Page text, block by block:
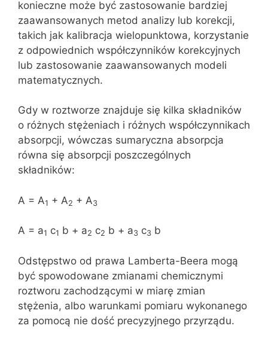
konieczne może być zastosowanie bardziej
zaawansowanych metod analizy lub korekcji,
takich jak kalibracja wielopunktowa, korzystanie
z odpowiednich współczynników korekcyjnych
lub zastosowanie zaawansowanych modeli
matematycznych.
Gdy w roztworze znajduje się kilka składników
o różnych stężeniach i różnych współczynnikach
absorpcji, wówczas sumaryczna absorpcja
równa się absorpcji poszczególnych
składników:
A = A1 + A2 + A3
A = a1 c1 b + a2 c2 b + a3 c3 b
Odstępstwo od prawa Lamberta-Beera mogą
być spowodowane zmianami chemicznymi
roztworu zachodzącymi w miarę zmian
stężenia, albo warunkami pomiaru wykonanego
za pomocą nie dość precyzyjnego przyrządu.